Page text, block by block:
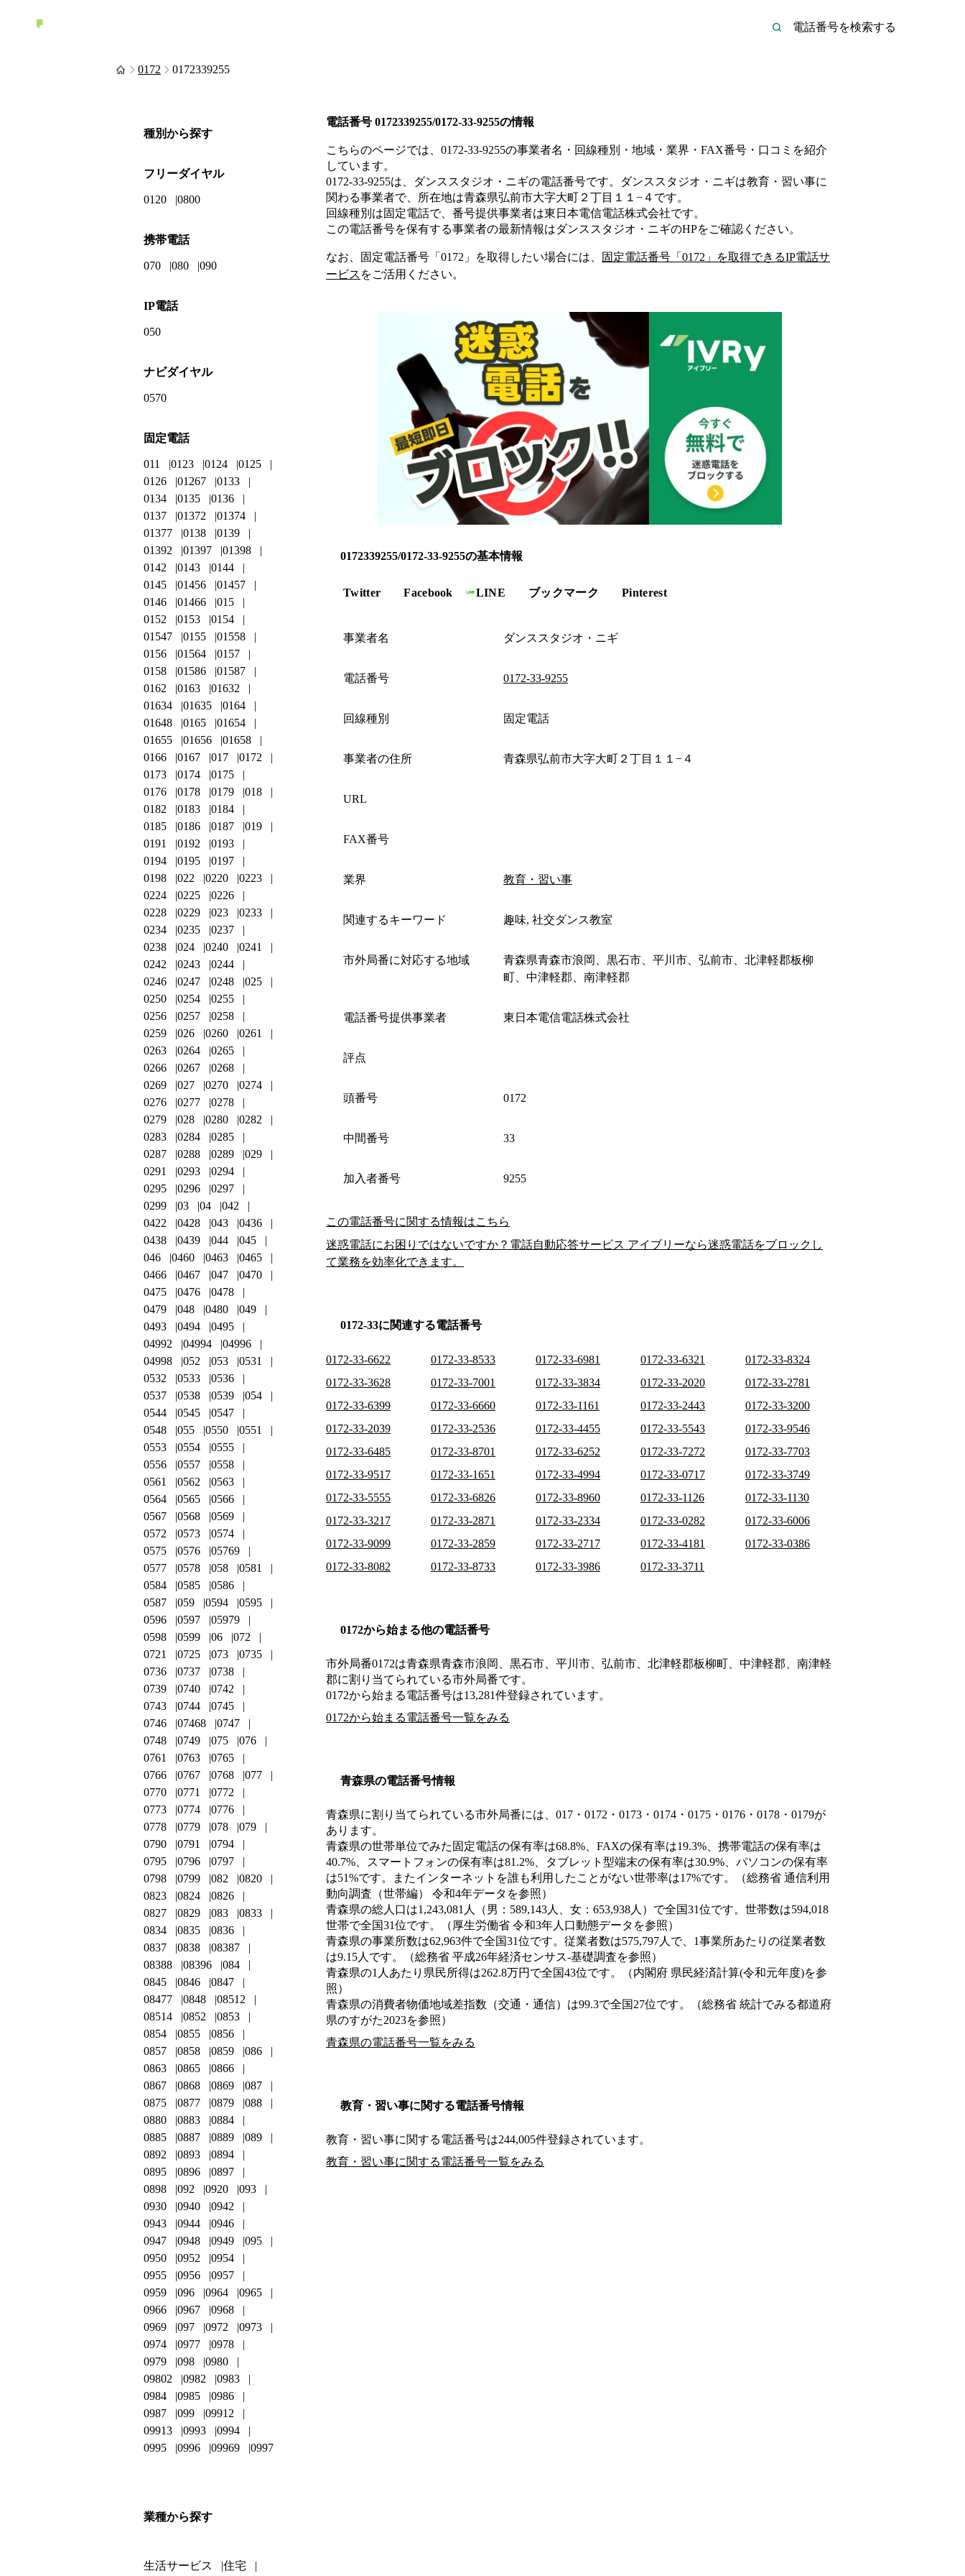
0172 0172339255
電話番号 0172339255/0172-33-9255の情報
こちらのページでは、 0172-33-9255の事業者名・回線種別・地域・業界・FAX番号・口コミを紹介
しています。
0172-33-9255は、 ダンススタジオ・ニギの電話番号です。 ダンススタジオ・ニギは教育・習い事に
関わる事業者で、所在地は青森県弘前市大字大町２丁目１１−４ です。
回線種別は固定電話で、番号提供事業者は東日本電信電話株式会社です。
この電話番号を保有する事業者の最新情報はダンススタジオ・ニギのHPをご確認ください。
なお、固定電話番号「 0172 」を取得したい場合には、 固定電話番号「 0172 」を取得できるIP電話サ
ービス をご活用ください。
0172339255/0172-33-9255の基本情報
Twitter Facebook LINE ブックマーク Pinterest
事業者名 ダンススタジオ・ニギ
電話番号 0172-33-9255
回線種別 固定電話
事業者の住所 青森県弘前市大字大町２丁目１１−４
URL
FAX番号
業界 教育・習い事
関連するキーワード 趣味, 社交ダンス教室
市外局番に対応する地域
青森県青森市浪岡、黒石市、平川市、弘前市、北津軽郡板柳
町、中津軽郡、南津軽郡
電話番号提供事業者 東日本電信電話株式会社
評点
頭番号 0172
中間番号 33
加入者番号 9255
この電話番号に関する情報はこちら
迷惑電話にお困りではないですか？電話自動応答サービス アイブリーなら迷惑電話をブロックし
て業務を効率化できます。
0172-33に関連する電話番号
0172-33-6622 0172-33-8533 0172-33-6981 0172-33-6321
0172-33-8324
0172-33-3628
0172-33-7001 0172-33-3834 0172-33-2020
0172-33-2781
0172-33-6399
0172-33-6660 0172-33-1161 0172-33-2443
0172-33-3200
0172-33-2039
0172-33-2536 0172-33-4455 0172-33-5543
0172-33-9546
0172-33-6485
0172-33-8701 0172-33-6252 0172-33-7272
0172-33-7703
0172-33-9517
0172-33-1651 0172-33-4994 0172-33-0717
0172-33-3749
0172-33-5555
0172-33-6826 0172-33-8960 0172-33-1126
0172-33-1130
0172-33-3217
0172-33-2871 0172-33-2334 0172-33-0282
0172-33-6006
0172-33-9099
0172-33-2859 0172-33-2717 0172-33-4181
0172-33-0386
0172-33-8082
0172-33-8733 0172-33-3986 0172-33-3711
0172から始まる他の電話番号
市外局番0172は青森県青森市浪岡、黒石市、平川市、弘前市、北津軽郡板柳町、中津軽郡、南津軽
郡に割り当てられている市外局番です。
0172から始まる電話番号は13,281件登録されています。
0172から始まる電話番号一覧をみる
青森県の電話番号情報
青森県に割り当てられている市外局番には、017・0172・0173・0174・0175・0176・0178・0179が
あります。
青森県の世帯単位でみた固定電話の保有率は68.8%、FAXの保有率は19.3%、携帯電話の保有率は
40.7%、スマートフォンの保有率は81.2%、タブレット型端末の保有率は30.9%、パソコンの保有率
は51%です。またインターネットを誰も利用したことがない世帯率は17%です。（総務省 通信利用
動向調査（世帯編） 令和4年データを参照）
青森県の総人口は1,243,081人（男：589,143人、女：653,938人）で全国31位です。世帯数は594,018
世帯で全国31位です。（厚生労働省 令和3年人口動態データを参照）
青森県の事業所数は62,963件で全国31位です。従業者数は575,797人で、1事業所あたりの従業者数
は9.15人です。（総務省 平成26年経済センサス‐基礎調査を参照）
青森県の1人あたり県民所得は262.8万円で全国43位です。（内閣府 県民経済計算(令和元年度)を参
照）
青森県の消費者物価地域差指数（交通・通信）は99.3で全国27位です。（総務省 統計でみる都道府
県のすがた2023を参照）
青森県の電話番号一覧をみる
教育・習い事に関する電話番号情報
教育・習い事に関する電話番号は244,005件登録されています。
教育・習い事に関する電話番号一覧をみる
種別から探す
フリーダイヤル
0120 0800
携帯電話
070 080 090
IP電話
050
ナビダイヤル
0570
固定電話
011 0123 0124
0125
0126
01267
0133
0134
0135
0136
0137
01372
01374
01377
0138
0139
01392
01397
01398
0142
0143
0144
0145
01456
01457
0146
01466
015
0152
0153
0154
01547
0155
01558
0156
01564
0157
0158
01586
01587
0162
0163
01632
01634
01635
0164
01648
0165
01654
01655
01656
01658
0166
0167 017
0172
0173
0174
0175
0176
0178 0179
018
0182
0183
0184
0185
0186 0187
019
0191
0192
0193
0194
0195
0197
0198
022 0220
0223
0224
0225
0226
0228
0229 023
0233
0234
0235
0237
0238
024 0240
0241
0242
0243
0244
0246
0247 0248
025
0250
0254
0255
0256
0257
0258
0259
026 0260
0261
0263
0264
0265
0266
0267
0268
0269
027 0270
0274
0276
0277
0278
0279
028 0280
0282
0283
0284
0285
0287
0288 0289
029
0291
0293
0294
0295
0296
0297
0299
03 04
042
0422
0428 043
0436
0438
0439 044
045
046
0460 0463
0465
0466
0467 047
0470
0475
0476
0478
0479
048 0480
049
0493
0494
0495
04992
04994
04996
04998
052 053
0531
0532
0533
0536
0537
0538 0539
054
0544
0545
0547
0548
055 0550
0551
0553
0554
0555
0556
0557
0558
0561
0562
0563
0564
0565
0566
0567
0568
0569
0572
0573
0574
0575
0576
05769
0577
0578 058
0581
0584
0585
0586
0587
059 0594
0595
0596
0597
05979
0598
0599 06
072
0721
0725 073
0735
0736
0737
0738
0739
0740
0742
0743
0744
0745
0746
07468
0747
0748
0749 075
076
0761
0763
0765
0766
0767 0768
077
0770
0771
0772
0773
0774
0776
0778
0779 078
079
0790
0791
0794
0795
0796
0797
0798
0799 082
0820
0823
0824
0826
0827
0829 083
0833
0834
0835
0836
0837
0838
08387
08388
08396
084
0845
0846
0847
08477
0848
08512
08514
0852
0853
0854
0855
0856
0857
0858 0859
086
0863
0865
0866
0867
0868 0869
087
0875
0877 0879
088
0880
0883
0884
0885
0887 0889
089
0892
0893
0894
0895
0896
0897
0898
092 0920
093
0930
0940
0942
0943
0944
0946
0947
0948 0949
095
0950
0952
0954
0955
0956
0957
0959
096 0964
0965
0966
0967
0968
0969
097 0972
0973
0974
0977
0978
0979
098
0980
09802
0982
0983
0984
0985
0986
0987
099
09912
09913
0993
0994
0995
0996 09969 0997
業種から探す
生活サービス 住宅